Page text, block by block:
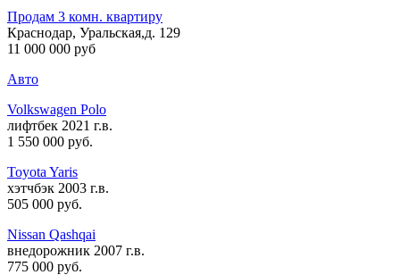
Продам 3 комн. квартиру
Краснодар, Уральская,д. 129
11 000 000 руб
Авто
Volkswagen Polo
лифтбек 2021 г.в.
1 550 000 руб.
Toyota Yaris
хэтчбэк 2003 г.в.
505 000 руб.
Nissan Qashqai
внедорожник 2007 г.в.
775 000 руб.